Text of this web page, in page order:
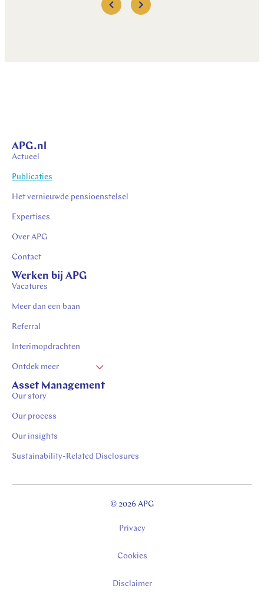
APG.nl
Actueel
Publicaties
Het vernieuwde pensioenstelsel
Expertises
Over APG
Contact
Werken bij APG
Vacatures
Meer dan een baan
Referral
Interimopdrachten
Ontdek meer
Vacatures Zuid Limburg
Stages in Zuid-Limburg
Asset Management
Our story
Our process
Our insights
Sustainability-Related Disclosures
© 2026 APG
Privacy
Cookies
Disclaimer